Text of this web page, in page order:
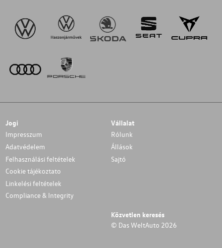
Jogi
Impresszum
Adatvédelem
Felhasználási feltételek
Cookie tájékoztato
Linkelési feltételek
Compliance & Integrity
Vállalat
Rólunk
Állások
Sajtó
Közvetlen keresés
© Das WeltAuto 2026